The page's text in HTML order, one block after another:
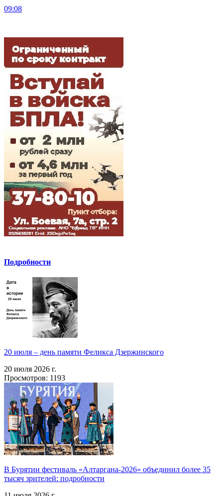
09:08
Подробности
20 июля – день памяти Феликса Дзержинского
20 июля 2026 г.
Просмотров: 1193
В Бурятии фестиваль «Алтаргана-2026» объединил более 35
тысяч зрителей: подробности